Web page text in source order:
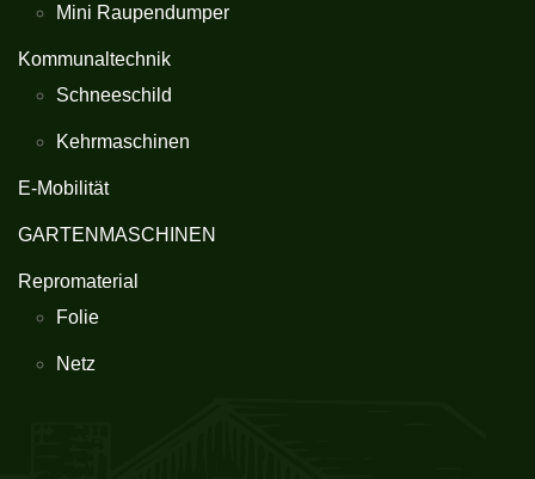
Mini Raupendumper
Kommunaltechnik
Schneeschild
Kehrmaschinen
E-Mobilität
GARTENMASCHINEN
Repromaterial
Folie
Netz